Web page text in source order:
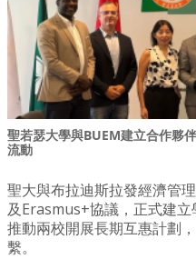
聖若瑟大學與BUEM建立合作夥
流動
聖大與布拉迪斯拉發經濟管
及Erasmus+協議，正式建
推動兩校開展長期互惠計劃
繫。